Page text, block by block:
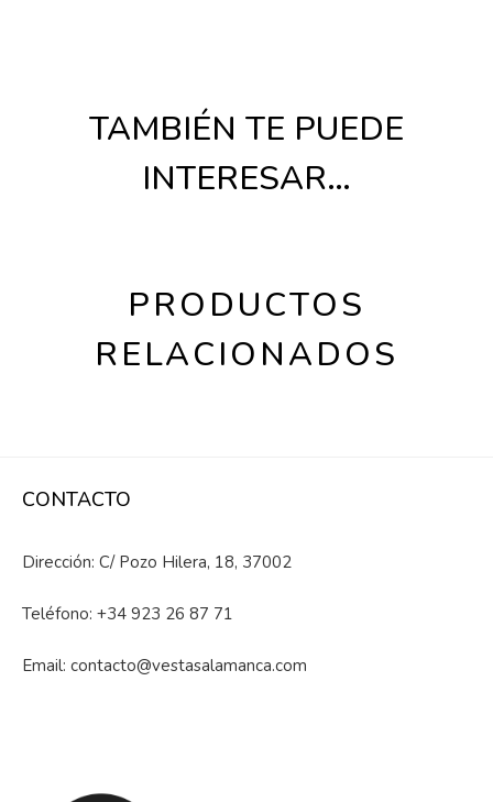
TAMBIÉN TE PUEDE
INTERESAR…
PRODUCTOS
RELACIONADOS
CONTACTO
Dirección: C/ Pozo Hilera, 18, 37002
Teléfono: +34 923 26 87 71
Email: contacto@vestasalamanca.com